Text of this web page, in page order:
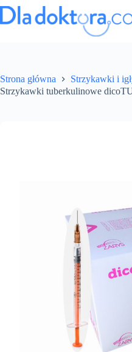
Strona główna
Strzykawki i
Strzykawki tuberkulinowe